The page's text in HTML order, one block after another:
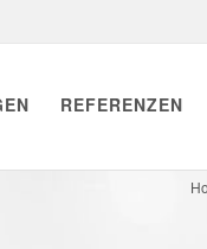
REFERENZEN